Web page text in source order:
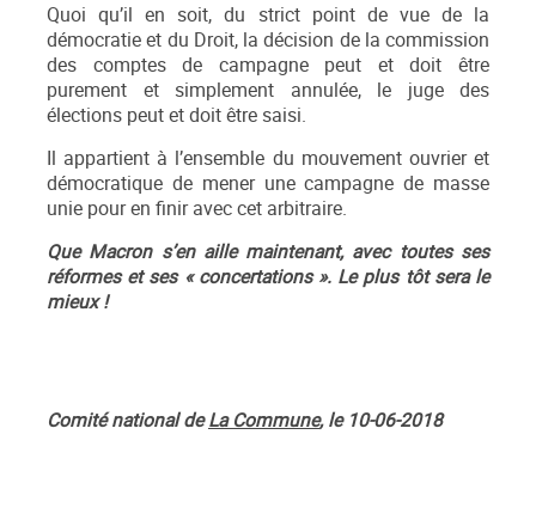
Quoi qu’il en soit, du strict point de vue de la
démocratie et du Droit, la décision de la commission
des comptes de campagne peut et doit être
purement et simplement annulée, le juge des
élections peut et doit être saisi.
Il appartient à l’ensemble du mouvement ouvrier et
démocratique de mener une campagne de masse
unie pour en finir avec cet arbitraire.
Que Macron s’en aille maintenant, avec toutes ses
réformes et ses « concertations ». Le plus tôt sera le
mieux !
Comité national deLa Commune, le 10-06-2018